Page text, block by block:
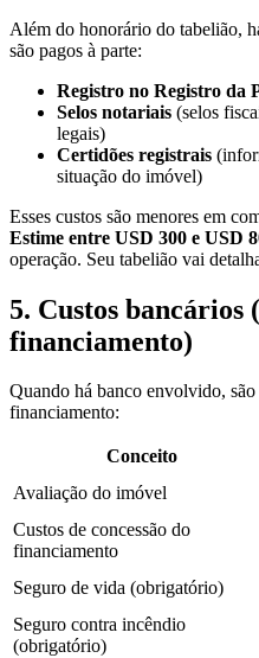
Além do honorário do tabelião,
são pagos à parte:
Registro no Registro da
Selos notariais (selos
legais)
Certidões registrais
situação do imóvel)
Esses custos são menores em
Estime entre USD 300 e USD
operação. Seu tabelião vai
5. Custos bancários
financiamento)
Quando há banco envolvido,
financiamento:
Conceito
Avaliação do imóvel
Custos de concessão do
financiamento
Seguro de vida (obrigatório)
Seguro contra incêndio
(obrigatório)